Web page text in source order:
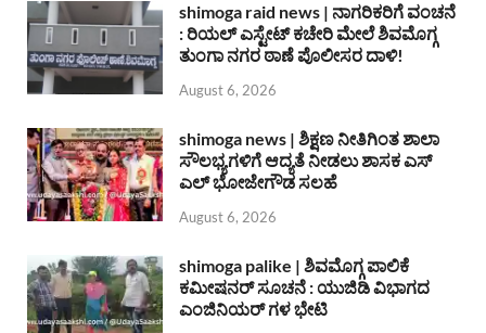
shimoga raid news | ನಾಗರಿಕರಿಗೆ ವಂಚನೆ
: ರಿಯಲ್ ಎಸ್ಟೇಟ್ ಕಚೇರಿ ಮೇಲೆ ಶಿವಮೊಗ್ಗ
ತುಂಗಾ ನಗರ ಠಾಣೆ ಪೊಲೀಸರ ದಾಳಿ!
August 6, 2026
shimoga news | ಶಿಕ್ಷಣ ನೀತಿಗಿಂತ ಶಾಲಾ
ಸೌಲಭ್ಯಗಳಿಗೆ ಆದ್ಯತೆ ನೀಡಲು ಶಾಸಕ ಎಸ್
ಎಲ್ ಭೋಜೇಗೌಡ ಸಲಹೆ
August 6, 2026
shimoga palike | ಶಿವಮೊಗ್ಗ ಪಾಲಿಕೆ
ಕಮೀಷನರ್ ಸೂಚನೆ : ಯುಜಿಡಿ ವಿಭಾಗದ
ಎಂಜಿನಿಯರ್ ಗಳ ಭೇಟಿ